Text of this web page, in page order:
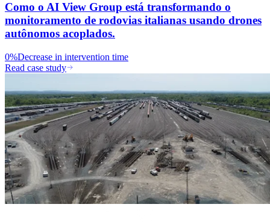
Como o AI View Group está transformando o
monitoramento de rodovias italianas usando drones
autônomos acoplados.
0%Decrease in intervention time
Read case study